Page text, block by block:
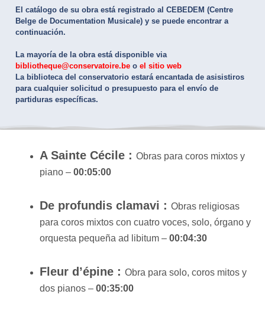
El catálogo de su obra está registrado al CEBEDEM (Centre
Belge de Documentation Musicale) y se puede encontrar a
continuación.
La mayoría de la obra está disponible via
bibliotheque@conservatoire.be o el sitio web
La biblioteca del conservatorio estará encantada de asisistiros
para cualquier solicitud o presupuesto para el envío de
partiduras específicas.
A Sainte Cécile :Obras para coros mixtos y
piano – 00:05:00
De profundis clamavi :Obras religiosas
para coros mixtos con cuatro voces, solo, órgano y
orquesta pequeña ad libitum – 00:04:30
Fleur d’épine :Obra para solo, coros mitos y
dos pianos – 00:35:00